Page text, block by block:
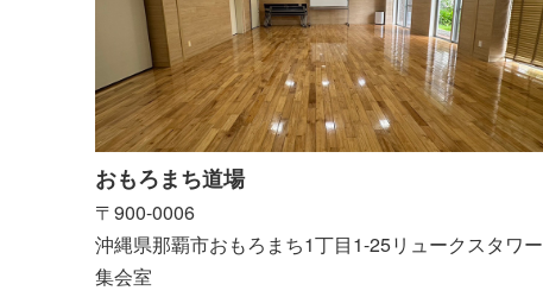
おもろまち道場
〒900-0006
沖縄県那覇市おもろまち1丁目1-25リュークスタワー
集会室